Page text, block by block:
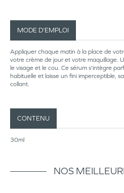
MODE D’EMPLOI
Appliquer chaque matin à la place de
votre crème de jour et votre maquillage.
le visage et le cou. Ce sérum s'intègre
habituelle et laisse un fini imperceptible,
collant.
CONTENU
30ml
NOS